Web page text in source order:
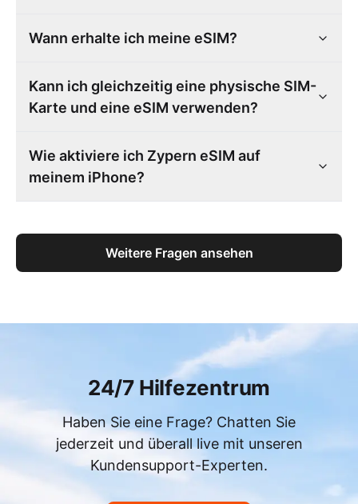
Wann erhalte ich meine eSIM?
Kann ich gleichzeitig eine physische SIM-
Karte und eine eSIM verwenden?
Wie aktiviere ich Zypern eSIM auf
meinem iPhone?
Weitere Fragen ansehen
24/7 Hilfezentrum
Haben Sie eine Frage? Chatten Sie
jederzeit und überall live mit unseren
Kundensupport-Experten.